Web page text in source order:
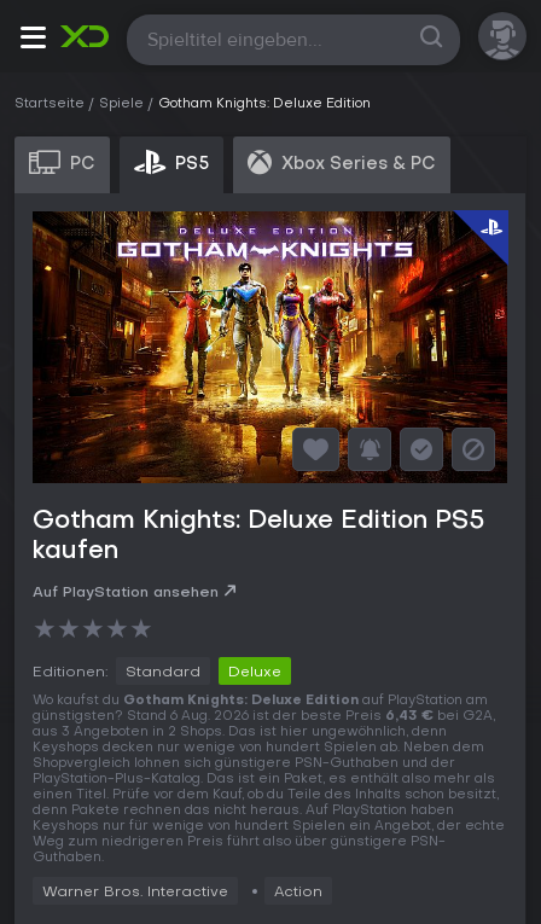
Alle
Startseite Spiele Gotham Knights: Deluxe Edition
PC PS5 Xbox Series & PC
Gotham Knights: Deluxe Edition PS5
kaufen
Auf PlayStation ansehen
★★★★★
Editionen: Standard Deluxe
Wo kaufst du Gotham Knights: Deluxe Edition auf PlayStation am
günstigsten? Stand 6 Aug. 2026 ist der beste Preis 6,43 € bei G2A,
aus 3 Angeboten in 2 Shops. Das ist hier ungewöhnlich, denn
Keyshops decken nur wenige von hundert Spielen ab. Neben dem
Shopvergleich lohnen sich günstigere PSN-Guthaben und der
PlayStation-Plus-Katalog. Das ist ein Paket, es enthält also mehr als
einen Titel. Prüfe vor dem Kauf, ob du Teile des Inhalts schon besitzt,
denn Pakete rechnen das nicht heraus. Auf PlayStation haben
Keyshops nur für wenige von hundert Spielen ein Angebot, der echte
Weg zum niedrigeren Preis führt also über günstigere PSN-
Guthaben.
Warner Bros. Interactive Action